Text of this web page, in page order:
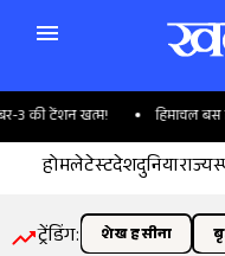
टेंशन खत्म! हिमाचल बस हादसा:
होमलेटेस्टदेशदुनियाराज्य
ट्रेंडिंग: शेख हसीना